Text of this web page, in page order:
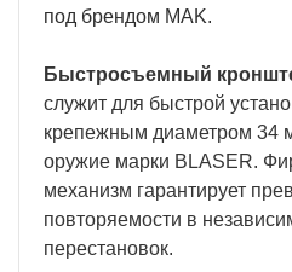
под брендом MAK.
Быстросъемный
служит для быстрой
крепежным диаметром 34
оружие марки BLASER.
механизм гарантирует
повторяемости в
перестановок.